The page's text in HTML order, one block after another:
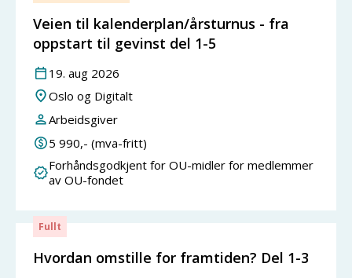
Veien til kalenderplan/årsturnus - fra
oppstart til gevinst del 1-5
19. aug 2026
Oslo og Digitalt
Arbeidsgiver
5 990,- (mva-fritt)
Forhåndsgodkjent for OU-midler for medlemmer
av OU-fondet
Fullt
Hvordan omstille for framtiden? Del 1-3